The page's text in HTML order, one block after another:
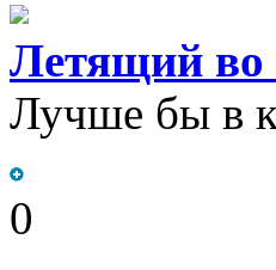
Летящий во
Лучше бы в
0